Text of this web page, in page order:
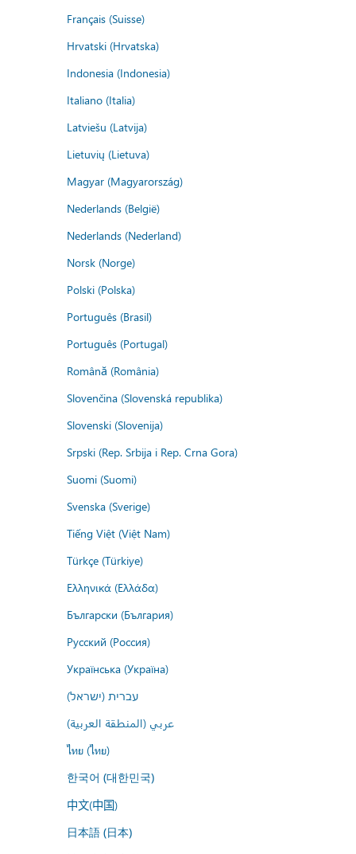
Français (Suisse)
Hrvatski (Hrvatska)
Indonesia (Indonesia)
Italiano (Italia)
Latviešu (Latvija)
Lietuvių (Lietuva)
Magyar (Magyarország)
Nederlands (België)
Nederlands (Nederland)
Norsk (Norge)
Polski (Polska)
Português (Brasil)
Português (Portugal)
Română (România)
Slovenčina (Slovenská republika)
Slovenski (Slovenija)
Srpski (Rep. Srbija i Rep. Crna Gora)
Suomi (Suomi)
Svenska (Sverige)
Tiếng Việt (Việt Nam)
Türkçe (Türkiye)
Ελληνικά (Ελλάδα)
Български (България)
Русский (Россия)
Українська (Україна)
עברית (ישראל)
عربي (المنطقة العربية)
ไทย (ไทย)
한국어 (대한민국)
中文(中国)
日本語 (日本)